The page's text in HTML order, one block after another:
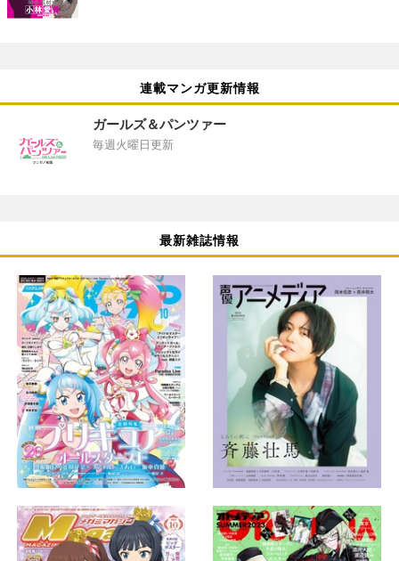
連載マンガ更新情報
ガールズ＆パンツァー
毎週火曜日更新
最新雑誌情報